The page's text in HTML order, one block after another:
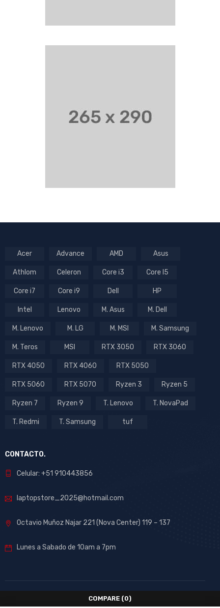
Acer Advance AMD Asus
Athlom Celeron Core i3 Core I5
Core i7 Core i9 Dell HP
Intel Lenovo M. Asus M. Dell
M. Lenovo M. LG M. MSI M. Samsung
M. Teros MSI RTX 3050 RTX 3060
RTX 4050 RTX 4060 RTX 5050
RTX 5060 RTX 5070 Ryzen 3 Ryzen 5
Ryzen 7 Ryzen 9 T. Lenovo T. NovaPad
T. Redmi T. Samsung tuf
CONTACTO.
Celular: +51 910443856
laptopstore_2025@hotmail.com
Octavio Muñoz Najar 221 (Nova Center) 119 – 137
Lunes a Sabado de 10am a 7pm
COMPARE (0)